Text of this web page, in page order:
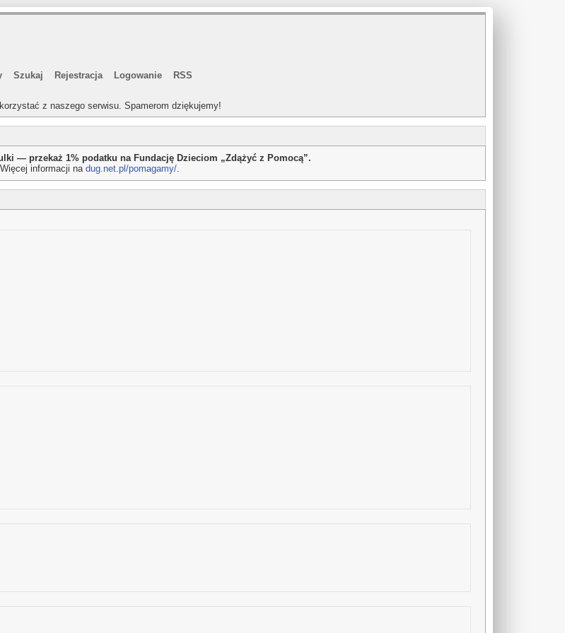
Szukaj Rejestracja Logowanie
RSS
z naszego serwisu. Spamerom dziękujemy!
— przekaż 1% podatku na Fundację Dzieciom „Zdążyć z Pomocą”.
Więcej informacji na dug.net.pl/pomagamy/.